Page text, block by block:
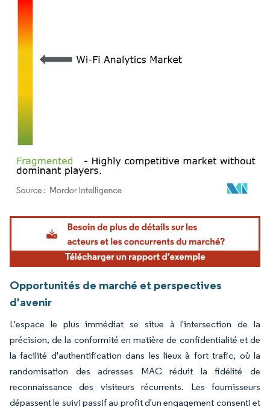
Image © Mordor Intelligence. La réutilisation nécessite une attribution sous CC BY
Opportunités de marché et perspectives
d'avenir
L'espace le plus immédiat se situe à l'intersection de la
précision, de la conformité en matière de confidentialité et de
la facilité d'authentification dans les lieux à fort trafic, où la
randomisation des adresses MAC réduit la fidélité de
reconnaissance des visiteurs récurrents. Les fournisseurs
dépassent le suivi passif au profit d'un engagement consenti et